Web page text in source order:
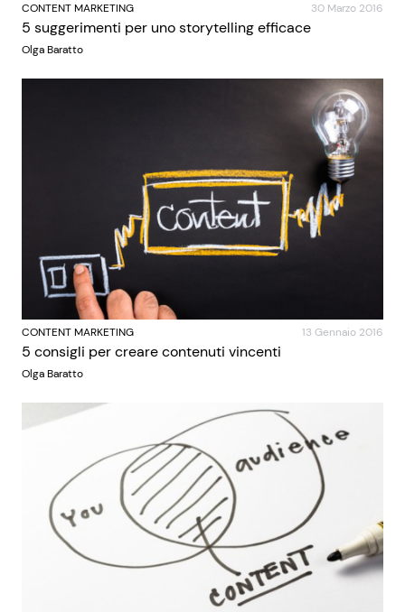
CONTENT MARKETING 30 Marzo 2016
5 suggerimenti per uno storytelling efficace
Olga Baratto
CONTENT MARKETING 13 Gennaio 2016
5 consigli per creare contenuti vincenti
Olga Baratto